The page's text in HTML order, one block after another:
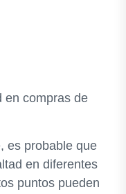
en compras de
es probable que
en diferentes
puntos pueden